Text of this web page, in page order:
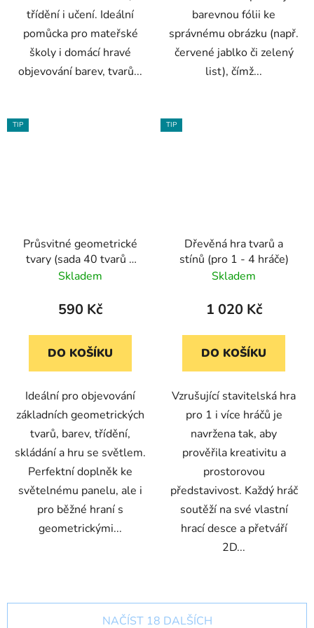
třídění i učení. Ideální
pomůcka pro mateřské
školy i domácí hravé
objevování barev, tvarů...
barevnou fólii ke
správnému obrázku (např.
červené jablko či zelený
list), čímž...
TIP
Průsvitné geometrické
tvary (sada 40 tvarů a
12 karet s aktivitami)
Skladem
590 Kč
DO KOŠÍKU
Ideální pro objevování
základních geometrických
tvarů, barev, třídění,
skládání a hru se světlem.
Perfektní doplněk ke
světelnému panelu, ale i
pro běžné hraní s
geometrickými...
TIP
Dřevěná hra tvarů a
stínů (pro 1 - 4 hráče)
Skladem
1 020 Kč
DO KOŠÍKU
Vzrušující stavitelská hra
pro 1 i více hráčů je
navržena tak, aby
prověřila kreativitu a
prostorovou
představivost. Každý hráč
soutěží na své vlastní
hrací desce a přetváří
2D...
NAČÍST 18 DALŠÍCH